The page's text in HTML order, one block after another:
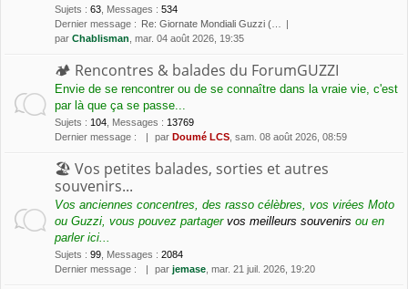
Sujets : 63 Messages : 534
Dernier message : Re: Giornate Mondiali Guzzi (…
par Chablisman , mar. 04 août 2026, 19:35
🏕 Rencontres & balades du ForumGUZZI
Envie de se rencontrer ou de se connaître dans la vraie vie, c'est
par là que ça se passe...
Sujets : 104 Messages : 13769
Dernier message :
par Doumé LCS , sam. 08 août 2026, 08:59
🏖 Vos petites balades, sorties et autres
souvenirs...
Vos anciennes concentres, des rasso célèbres, vos virées Moto
ou Guzzi, vous pouvez partager vos meilleurs souvenirs ou en
parler ici...
Sujets : 99 Messages : 2084
Dernier message :
par jemase , mar. 21 juil. 2026, 19:20